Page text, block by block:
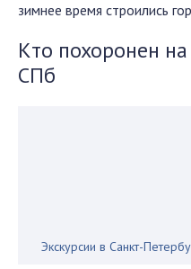
зимнее время строились
Кто похоронен
СПб
Экскурсии в Санкт-